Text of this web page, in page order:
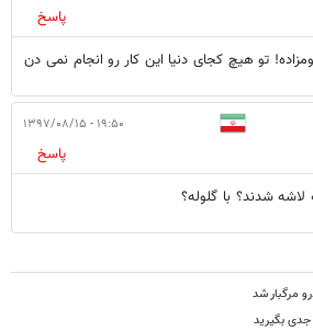
پاسخ
تو هیچ کجای دنیا این کار رو انجام نمی دن
۱۹:۵۰ - ۱۳۹۷/۰۸/۱۵
پاسخ
بگیرید